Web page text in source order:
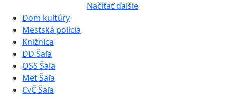
Načítať ďaľšie
Dom kultúry
Mestská polícia
Knižnica
DD Šaľa
OSS Šaľa
Met Šaľa
CvČ Šaľa